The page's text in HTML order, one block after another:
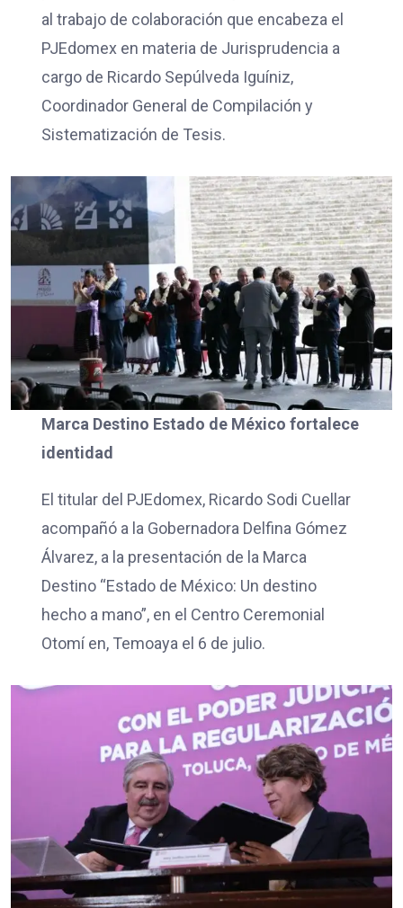
al trabajo de colaboración que encabeza el
PJEdomex en materia de Jurisprudencia a
cargo de Ricardo Sepúlveda Iguíniz,
Coordinador General de Compilación y
Sistematización de Tesis.
Marca Destino Estado de México fortalece
identidad
El titular del PJEdomex, Ricardo Sodi Cuellar
acompañó a la Gobernadora Delfina Gómez
Álvarez, a la presentación de la Marca
Destino “Estado de México: Un destino
hecho a mano”, en el Centro Ceremonial
Otomí en, Temoaya el 6 de julio.